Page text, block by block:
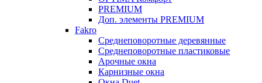
PREMIUM
Доп. элементы PREMIUM
Fakro
Cреднеповоротные деревянные
Cреднеповоротные пластиковые
Арочные окна
Карнизные окна